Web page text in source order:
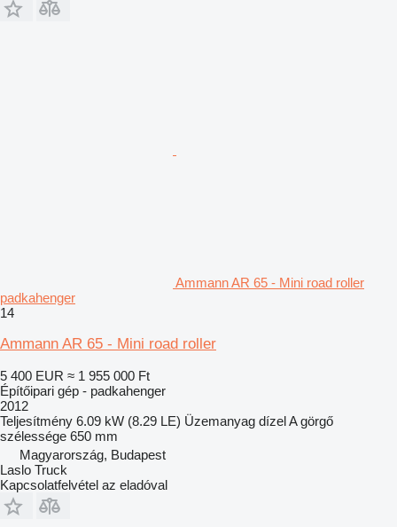
Ammann AR 65 - Mini road roller
padkahenger
14
Ammann AR 65 - Mini road roller
5 400 EUR ≈ 1 955 000 Ft
Építőipari gép - padkahenger
2012
Teljesítmény 6.09 kW (8.29 LE) Üzemanyag dízelA görgő
szélessége 650 mm
Magyarország, Budapest
Laslo Truck
Kapcsolatfelvétel az eladóval